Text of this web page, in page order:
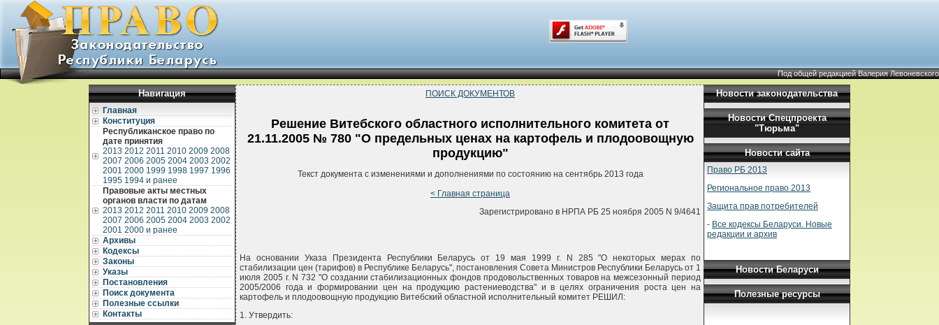
Под общей редакцией Валерия Левоневского
Навигация
Главная
Конституция
Республиканское право по
дате принятия
2013 2012 2011 2010 2009 2008
2007 2006 2005 2004 2003 2002
2001 2000 1999 1998 1997 1996
1995 1994 и ранее
Правовые акты местных
органов власти по датам
2013 2012 2011 2010 2009 2008
2007 2006 2005 2004 2003 2002
2001 2000 и ранее
Архивы
Кодексы
Законы
Указы
Постановления
Поиск документа
Полезные ссылки
Контакты
ПОИСК ДОКУМЕНТОВ
Решение Витебского областного исполнительного комитета от
21.11.2005 № 780 "О предельных ценах на картофель и плодоовощную
продукцию"
Текст документа с изменениями и дополнениями по состоянию на сентябрь 2013 года
< Главная страница
Зарегистрировано в НРПА РБ 25 ноября 2005 N 9/4641
На основании Указа Президента Республики Беларусь от 19 мая 1999 г. N 285 "О некоторых мерах по
стабилизации цен (тарифов) в Республике Беларусь", постановления Совета Министров Республики Беларусь от 1
июля 2005 г. N 732 "О создании стабилизационных фондов продовольственных товаров на межсезонный период
2005/2006 года и формировании цен на продукцию растениеводства" и в целях ограничения роста цен на
картофель и плодоовощную продукцию Витебский областной исполнительный комитет РЕШИЛ:
1. Утвердить:
Новости законодательства
Новости Спецпроекта
"Тюрьма"
Новости сайта
Право РБ 2013
Региональное право 2013
Защита прав потребителей
- Все кодексы Беларуси. Новые
редакции и архив
Новости Беларуси
Полезные ресурсы